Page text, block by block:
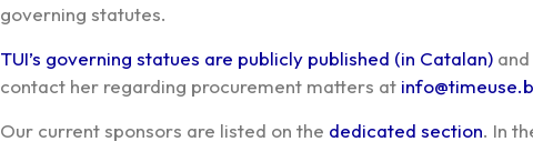
governing statutes.
TUI’s governing statues are publicly published (in Catalan)
contact her regarding procurement matters at
Our current sponsors are listed on the dedicated section. In